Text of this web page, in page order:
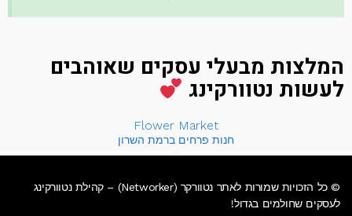
המלצות מבעלי עסקים שאוהבים
לעשות נטוורקינג
Flower Market
חנות פרחים ברמת השרון
© כל הזכויות שמורות לאתר נטוורקר (Networker) – קהילת נטוורקינג
לעסקים שחולמים בגדול!